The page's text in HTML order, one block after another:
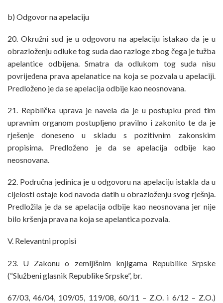
b) Odgovor na apelaciju
20. Okružni sud je u odgovoru na apelaciju istakao da je u
obrazloženju odluke tog suda dao razloge zbog čega je tužba
apelantice odbijena. Smatra da odlukom tog suda nisu
povrijeđena prava apelanatice na koja se pozvala u apelaciji.
Predloženo je da se apelacija odbije kao neosnovana.
21. Repblička uprava je navela da je u postupku pred tim
upravnim organom postupljeno pravilno i zakonito te da je
rješenje doneseno u skladu s pozitivnim zakonskim
propisima. Predloženo je da se apelacija odbije kao
neosnovana.
22. Područna jedinica je u odgovoru na apelaciju istakla da u
cijelosti ostaje kod navoda datih u obrazloženju svog rješnja.
Predložila je da se apelacija odbije kao neosnovana jer nije
bilo kršenja prava na koja se apelantica pozvala.
V. Relevantni propisi
23. U Zakonu o zemljišnim knjigama Republike Srpske
(“Službeni glasnik Republike Srpske”, br.
67/03, 46/04, 109/05, 119/08, 60/11 – Z.O. i 6/12 – Z.O.)